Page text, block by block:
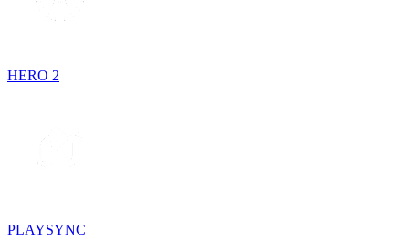
HERO 2
PLAYSYNC